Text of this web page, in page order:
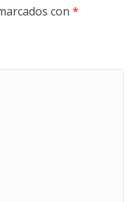
con *